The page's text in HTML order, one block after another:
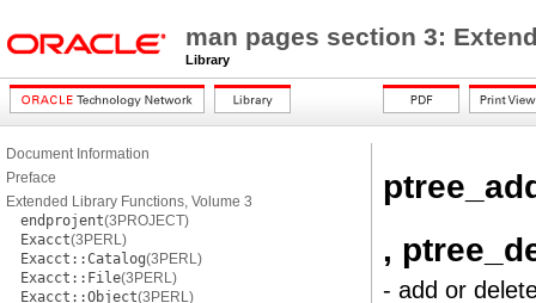
man pages section 3:
Library
Document Information
Preface
Extended Library Functions, Volume 3
endprojent(3PROJECT)
Exacct(3PERL)
Exacct::Catalog(3PERL)
Exacct::File(3PERL)
Exacct::Object(3PERL)
,
- add or